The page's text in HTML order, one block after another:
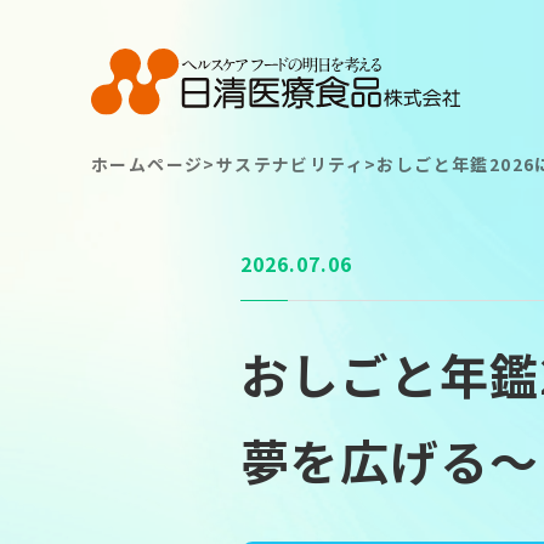
Strong Point
Strong Point
ホームページ>サステナビリティ >おしごと年鑑2026
2026.07.06
おしごと年
夢を広げる～